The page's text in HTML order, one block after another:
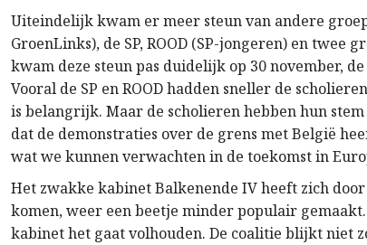
Uiteindelijk kwam er meer steun van andere
GroenLinks), de SP, ROOD (SP-jongeren) en twee
kwam deze steun pas duidelijk op 30 november,
Vooral de SP en ROOD hadden sneller de
is belangrijk. Maar de scholieren hebben hun
dat de demonstraties over de grens met België
wat we kunnen verwachten in de toekomst in
Het zwakke kabinet Balkenende IV heeft zich
komen, weer een beetje minder populair
kabinet het gaat volhouden. De coalitie blijkt niet